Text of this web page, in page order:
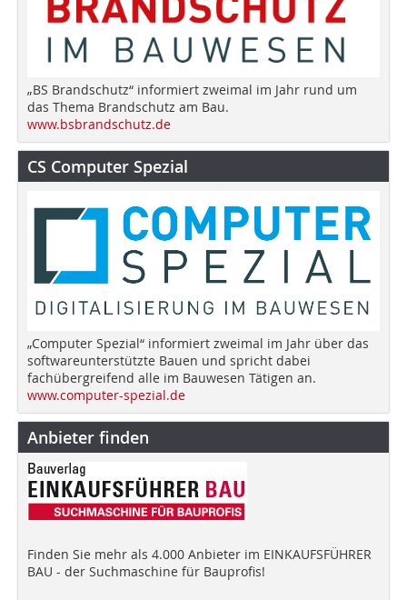
„BS Brandschutz“ informiert zweimal im Jahr rund um
das Thema Brandschutz am Bau.
www.bsbrandschutz.de
CS Computer Spezial
„Computer Spezial“ informiert zweimal im Jahr über das
softwareunterstützte Bauen und spricht dabei
fachübergreifend alle im Bauwesen Tätigen an.
www.computer-spezial.de
Anbieter finden
Finden Sie mehr als 4.000 Anbieter im EINKAUFSFÜHRER
BAU - der Suchmaschine für Bauprofis!